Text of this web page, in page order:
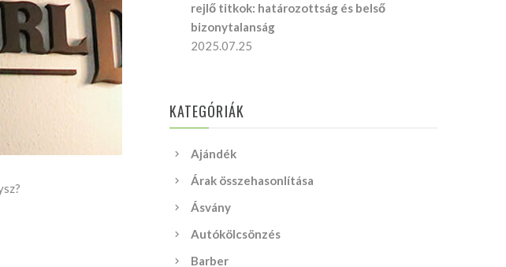
rejlő titkok: határozottság és belső
bizonytalanság
2025.07.25
KATEGÓRIÁK
Ajándék
Árak összehasonlítása
Ásvány
Autókölcsönzés
Barber